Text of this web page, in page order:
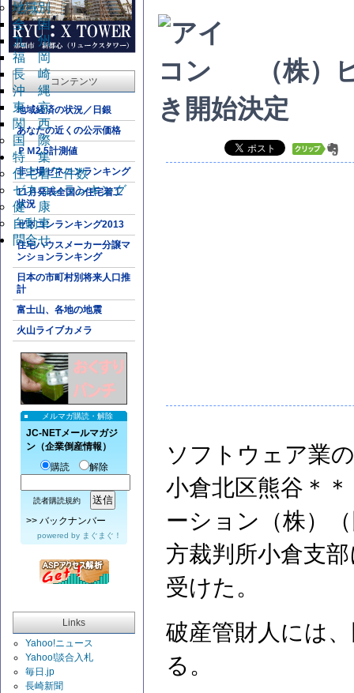
地域別
全 国
九 州
福 岡
長 崎
沖 縄
東 京
関 西
国 際
特 集
住宅着工件数
ゼネコンランキング
健 康
自動車
問合せ
コンテンツ
地域経済の状況／日銀
あなたの近くの公示価格
ＰＭ2.5計測値
非上場ゼネコンランキング
11月発表全国の住宅着工
状況
ゼネコンランキング2013
住宅ハウスメーカー分譲マ
ンションランキング
日本の市町村別将来人口推
計
富士山、各地の地震
火山ライブカメラ
メルマガ購読・解除
JC-NETメールマガジ
ン（企業倒産情報）
購読
解除
読者購読規約
>> バックナンバー
powered by まぐまぐ！
Links
Yahoo!ニュース
Yahoo!談合入札
毎日.jp
長崎新聞
（株）
き開始決定
ソフトウェア業
小倉北区熊谷＊
ーション（株）
方裁判所小倉支
受けた。
破産管財人には
る。